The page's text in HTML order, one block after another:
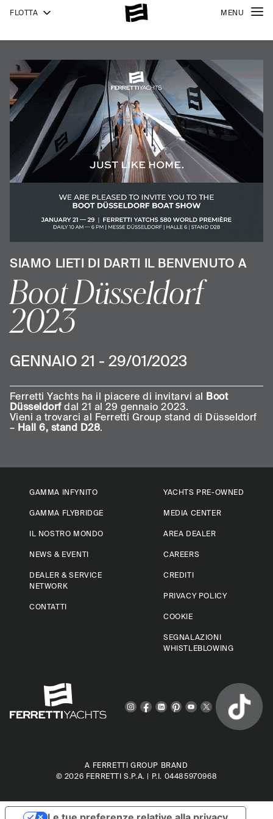
FLOTTA MENU
940
1000
1000SKYDECK
SIAMO LIETI DI DARTI IL BENVENUTO A
Boot Düsseldorf
2023
GENNAIO 21 - 29/01/2023
Ferretti Yachts ha il piacere di invitarvi al Boot
Düsseldorfdal 21 al 29 gennaio 2023.
Vieni a trovarci al Ferretti Group stand di Düsseldorf
– Hall 6, stand D28.
GAMMA INFYNITO
GAMMA FLYBRIDGE
IL NOSTRO MONDO
NEWS & EVENTI
DEALER & SERVICE
NETWORK
CONTATTI
YACHTS PRE-OWNED
MEDIA CENTER
AREA DEALER
CAREERS
CREDITI
PRIVACY POLICY
COOKIE
SEGNALAZIONI
WHISTLEBLOWING
A FERRETTI GROUP BRAND
© 2026 FERRETTI S.P.A. | P.I. 04485970968